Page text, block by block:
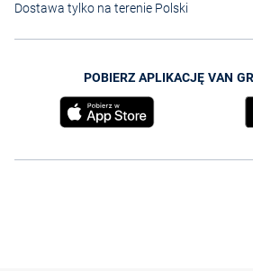
Dostawa tylko na terenie Polski
POBIERZ APLIKACJĘ VAN